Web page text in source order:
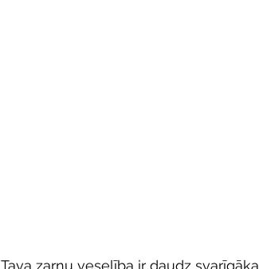
Tava zarnu veselība ir daudz